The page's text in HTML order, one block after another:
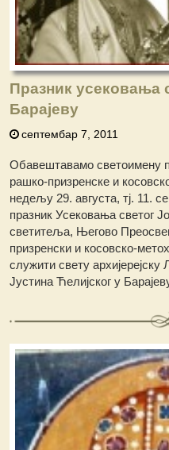
Празник усековања
Барајеву
септембар 7, 2011
Обавештавамо светоимену
рашко-призренске и
недељу 29. августа, тј. 11.
празник Усековања светог
светитеља, Његово
призренски и косовско-
служити свету архијерејску
Јустина Ћелијског у